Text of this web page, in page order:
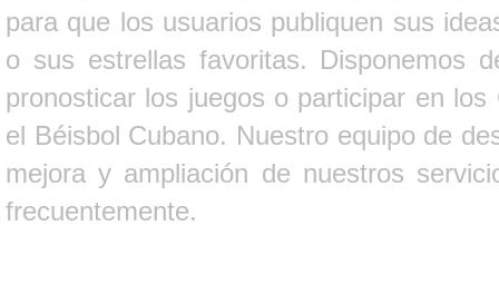
para que los usuarios publiquen sus
o sus estrellas favoritas. Disponemos
pronosticar los juegos o participar en
el Béisbol Cubano. Nuestro equipo de
mejora y ampliación de nuestros
frecuentemente.